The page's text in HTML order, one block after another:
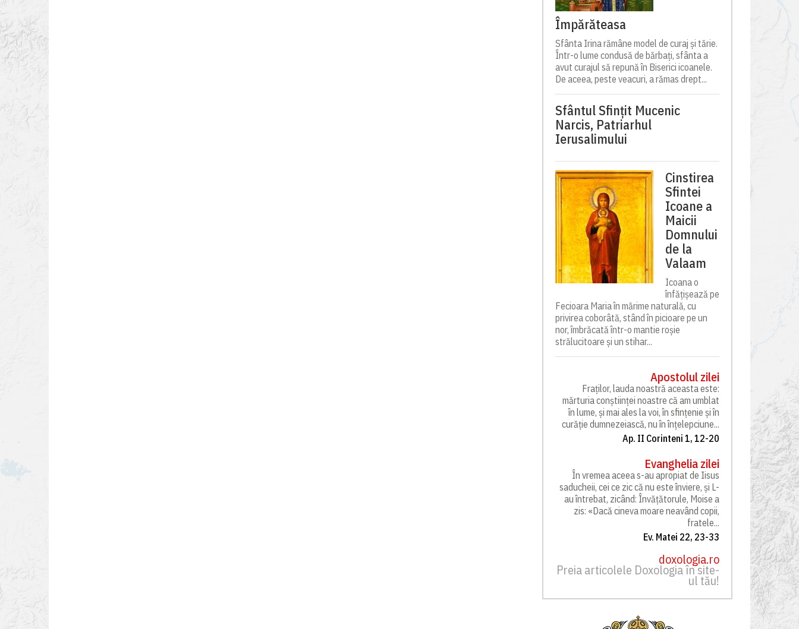
Împărăteasa
Sfânta Irina rămâne model de curaj și tărie.
Într-o lume condusă de bărbați, sfânta a
avut curajul să repună în Biserici icoanele.
De aceea, peste veacuri, a rămas drept...
Sfântul Sfinţit Mucenic
Narcis, Patriarhul
Ierusalimului
Cinstirea
Sfintei
Icoane a
Maicii
Domnului
de la
Valaam
Icoana o
înfățișează pe
Fecioara Maria în mărime naturală, cu
privirea coborâtă, stând în picioare pe un
nor, îmbrăcată într-o mantie roșie
strălucitoare și un stihar...
Apostolul zilei
Fraților, lauda noastră aceasta este:
mărturia conștiinței noastre că am umblat
în lume, și mai ales la voi, în sfințenie și în
curăție dumnezeiască, nu în înțelepciune...
Ap. II Corinteni 1, 12-20
Evanghelia zilei
În vremea aceea s-au apropiat de Iisus
saducheii, cei ce zic că nu este înviere, și L-
au întrebat, zicând: Învățătorule, Moise a
zis: «Dacă cineva moare neavând copii,
fratele...
Ev. Matei 22, 23-33
doxologia.ro
Preia articolele Doxologia în site-
ul tău!